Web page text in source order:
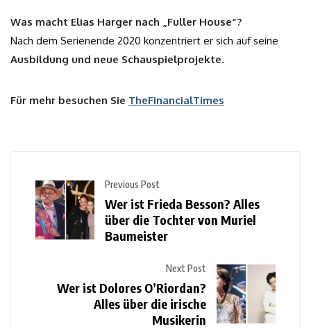
Was macht Elias Harger nach „Fuller House“?
Nach dem Serienende 2020 konzentriert er sich auf seine
Ausbildung und neue Schauspielprojekte.
Für mehr besuchen Sie TheFinancialTimes
Previous Post
Wer ist Frieda Besson? Alles
über die Tochter von Muriel
Baumeister
Next Post
Wer ist Dolores O’Riordan?
Alles über die irische
Musikerin